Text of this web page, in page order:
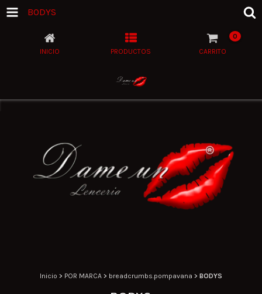
BODYS
INICIO PRODUCTOS CARRITO
0
Inicio > POR MARCA > breadcrumbs.pompavana > BODYS